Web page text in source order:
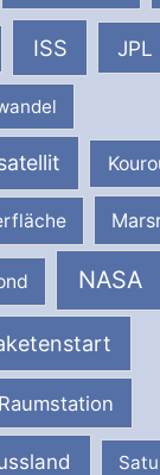
ISS JPL
NASA
Raumstation